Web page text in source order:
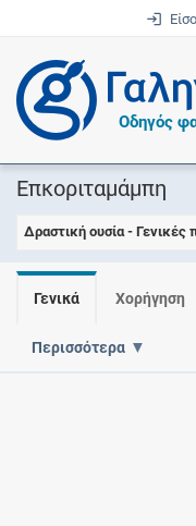
Οδηγός
Επκοριταμάμπη
Δραστική ουσία - Γενικές
Γενικά Χορήγηση
Περισσότερα